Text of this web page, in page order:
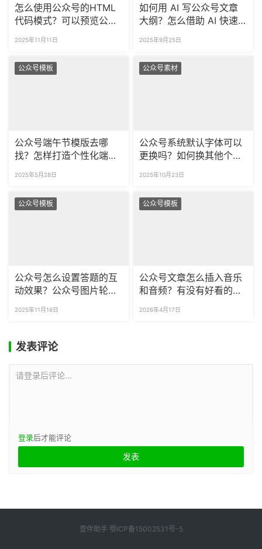
怎么使用公众号的HTML
代码模式？可以预览公众
2025年11月11日
如何用 AI 写公众号文章
大纲？怎么借助 AI 快速
2025年9月25日
公众号模板
公众号端午节模版去哪
找？怎样打造个性化端午
2025年5月28日
公众号素材
公众号系统默认字体可以
更换吗？如何换其他个性
2025年10月23日
公众号模板
公众号怎么设置答题的互
动效果？公众号图片轮播
2025年11月16日
公众号模板
公众号文章怎么插入音乐
和音频？有没有好看的音
2026年4月17日
发表评论
请登录后评论...
登录后才能评论
壹伴助手 鄂ICP备15002531号-5